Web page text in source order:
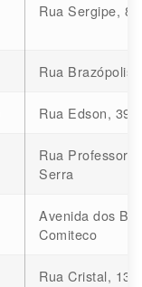
Rua Sergipe,
Rua
Rua Edson,
Rua Professor
Serra
Avenida dos
Comiteco
Rua Cristal,